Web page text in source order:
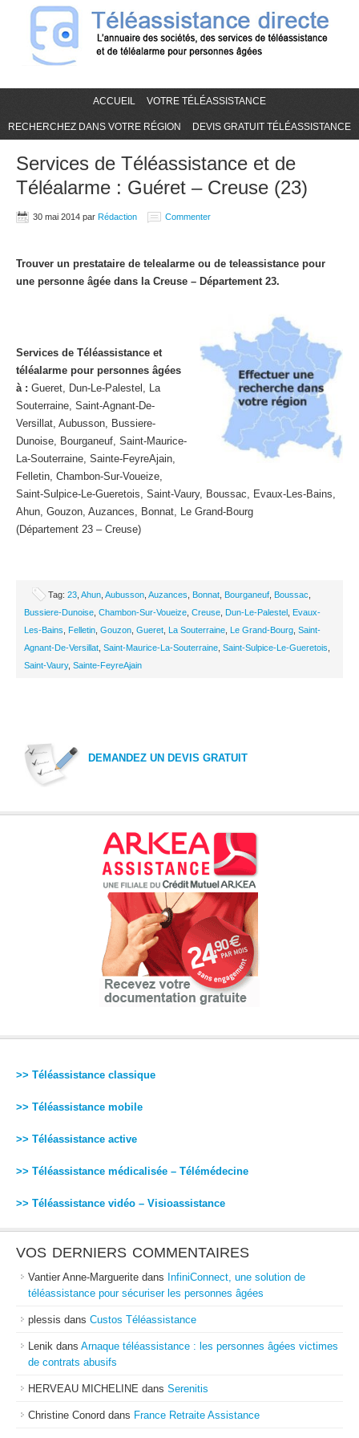
ACCUEIL VOTRE TÉLÉASSISTANCE
RECHERCHEZ DANS VOTRE RÉGION DEVIS GRATUIT TÉLÉASSISTANCE
Services de Téléassistance et de
Téléalarme : Guéret – Creuse (23)
30 mai 2014 par Rédaction Commenter
Trouver un prestataire de telealarme ou de teleassistance pour
une personne âgée dans la Creuse – Département 23.
Services de Téléassistance et
téléalarme pour personnes âgées
à : Gueret, Dun-Le-Palestel, La
Souterraine, Saint-Agnant-De-
Versillat, Aubusson, Bussiere-
Dunoise, Bourganeuf, Saint-Maurice-
La-Souterraine, Sainte-FeyreAjain,
Felletin, Chambon-Sur-Voueize,
Saint-Sulpice-Le-Gueretois, Saint-Vaury, Boussac, Evaux-Les-Bains,
Ahun, Gouzon, Auzances, Bonnat, Le Grand-Bourg
(Département 23 – Creuse)
Tag: 23 Ahun Aubusson Auzances Bonnat Bourganeuf Boussac
Bussiere-Dunoise Chambon-Sur-Voueize Creuse Dun-Le-Palestel Evaux-
Les-Bains
Felletin Gouzon Gueret La Souterraine Le Grand-Bourg Saint-
Agnant-De-Versillat Saint-Maurice-La-Souterraine Saint-Sulpice-Le-Gueretois
Saint-Vaury, Sainte-FeyreAjain
DEMANDEZ UN DEVIS GRATUIT
>> Téléassistance classique
>> Téléassistance mobile
>> Téléassistance active
>> Téléassistance médicalisée – Télémédecine
>> Téléassistance vidéo – Visioassistance
VOS DERNIERS COMMENTAIRES
Vantier Anne-Marguerite dans InfiniConnect, une solution de
téléassistance pour sécuriser les personnes âgées
plessis dans Custos Téléassistance
Lenik dans Arnaque téléassistance : les personnes âgées victimes
de contrats abusifs
HERVEAU MICHELINE dans Serenitis
Christine Conord dans France Retraite Assistance